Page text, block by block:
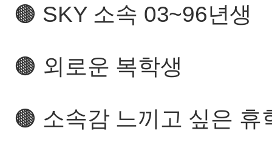
🟤 SKY 소속 03~96년생
🟤 외로운 복학생
🟤 소속감 느끼고 싶은 휴